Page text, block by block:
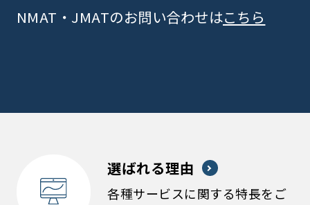
NMAT・JMATのお問い合わせはこちら
選ばれる理由
各種サービスに関する特長をご